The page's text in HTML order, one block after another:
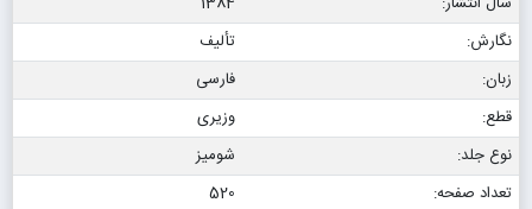
نگارش:
تألیف
زبان:
فارسی
قطع:
وزیری
نوع جلد:
شومیز
تعداد صفحه:
520